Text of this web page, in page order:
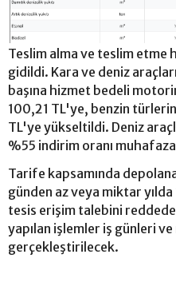
Teslim alma ve teslim etme
gidildi. Kara ve deniz
başına hizmet bedeli
100,21 TL'ye, benzin
TL'ye yükseltildi. Deniz
%55 indirim oranı
Tarife kapsamında
günden az veya miktar
tesis erişim talebini
yapılan işlemler iş günleri
gerçekleştirilecek.